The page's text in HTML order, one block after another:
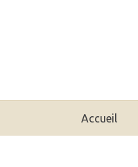
Accueil